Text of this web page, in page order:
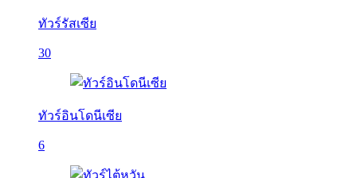
ทัวร์รัสเซีย
30
ทัวร์อินโดนีเซีย
6